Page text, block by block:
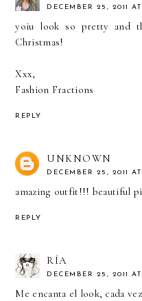
DECEMBER 25, 2011
yoiu look so pretty and
Christmas!
Xxx,
Fashion Fractions
REPLY
UNKNOWN
DECEMBER 25, 2011
amazing outfit!!! beautiful
REPLY
RÍA
DECEMBER 25, 2011
Me encanta el look, cada